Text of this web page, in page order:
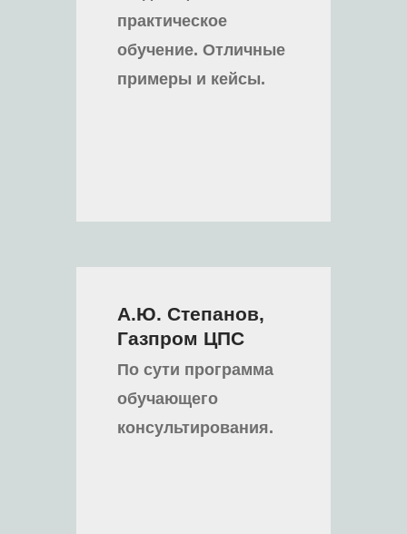
практическое
обучение. Отличные
примеры и кейсы.
По сути программа
обучающего
консультирования.
A.Ю. Степанов,
Газпром ЦПС